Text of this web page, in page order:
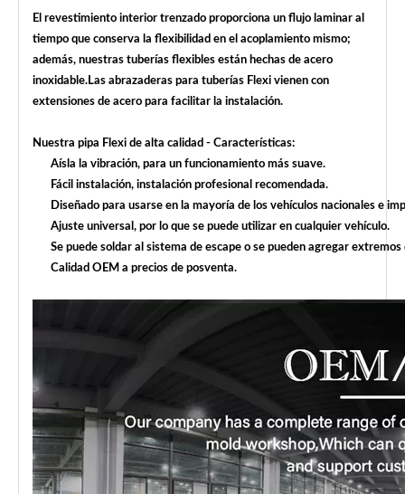
El revestimiento interior trenzado proporciona un flujo laminar al
tiempo que conserva la flexibilidad en el acoplamiento mismo;
además, nuestras tuberías flexibles están hechas de acero
inoxidable.Las abrazaderas para tuberías Flexi vienen con
extensiones de acero para facilitar la instalación.
Nuestra pipa Flexi de alta calidad - Características:
Aísla la vibración, para un funcionamiento más suave.
Fácil instalación, instalación profesional recomendada.
Diseñado para usarse en la mayoría de los vehículos nacionales e
Ajuste universal, por lo que se puede utilizar en cualquier vehículo.
Se puede soldar al sistema de escape o se pueden agregar
Calidad OEM a precios de posventa.